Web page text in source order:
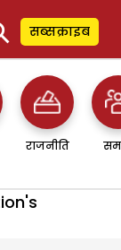
सब्सक्राइब
राजनीति